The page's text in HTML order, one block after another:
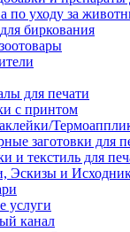
по уходу за
биркования
для печати
с принтом
заготовки для
и текстиль для
Эскизы и
услуги
канал